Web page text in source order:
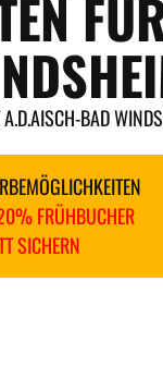
BAD
FRÜHBUCHER
SICHERN